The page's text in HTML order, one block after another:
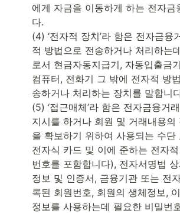
에게 자금을 이동하게 하는 전자금
다.
(4) ‘전자적 장치’라 함은 전자금융
적 방법으로 전송하거나 처리하는
로서 현금자동지급기, 자동입출금
컴퓨터, 전화기 그 밖에 전자적 방
송하거나 처리하는 장치를 말합니
(5) ‘접근매체’라 함은 전자금융거
지시를 하거나 회원 및 거래내용의
을 확보하기 위하여 사용되는 수단
전자식 카드 및 이에 준하는 전자
번호를 포함합니다), 전자서명법
정보 및 인증서, 금융기관 또는 전
록된 회원번호, 회원의 생체정보,
정보를 사용하는데 필요한 비밀번